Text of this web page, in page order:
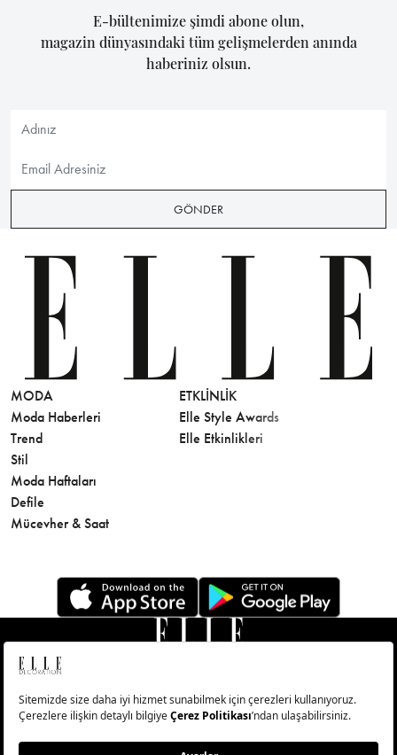
E-bültenimize şimdi abone olun,
magazin dünyasındaki tüm gelişmelerden anında
haberiniz olsun.
GÖNDER
MODA
Moda Haberleri
Trend
Stil
Moda Haftaları
Defile
Mücevher & Saat
ETKLINLIK
Elle Style Awards
Elle Etkinlikleri
© Big Medya Teknoloji A.Ş. Altunizade Mahallesi Kuşbakışı